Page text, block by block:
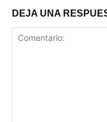
DEJA UNA